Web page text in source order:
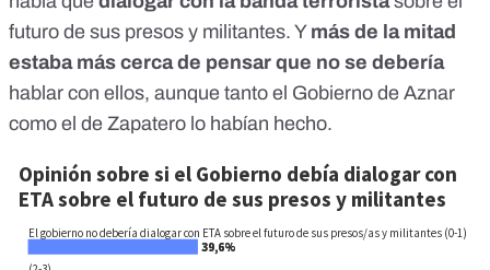
futuro de sus presos y militantes. Y más de la mitad
estaba más cerca de pensar que no se debería
hablar con ellos, aunque tanto el Gobierno de Aznar
como el de Zapatero lo habían hecho.